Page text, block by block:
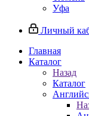
Уфа
Личный
Главная
Каталог
Назад
Каталог